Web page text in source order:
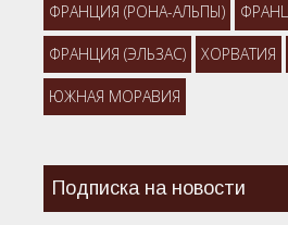
ФРАНЦИЯ (РОНА-АЛЬПЫ)
ФРАНЦИЯ (ЭЛЬЗАС) ХОРВАТИЯ
ЮЖНАЯ МОРАВИЯ
Подписка на новости